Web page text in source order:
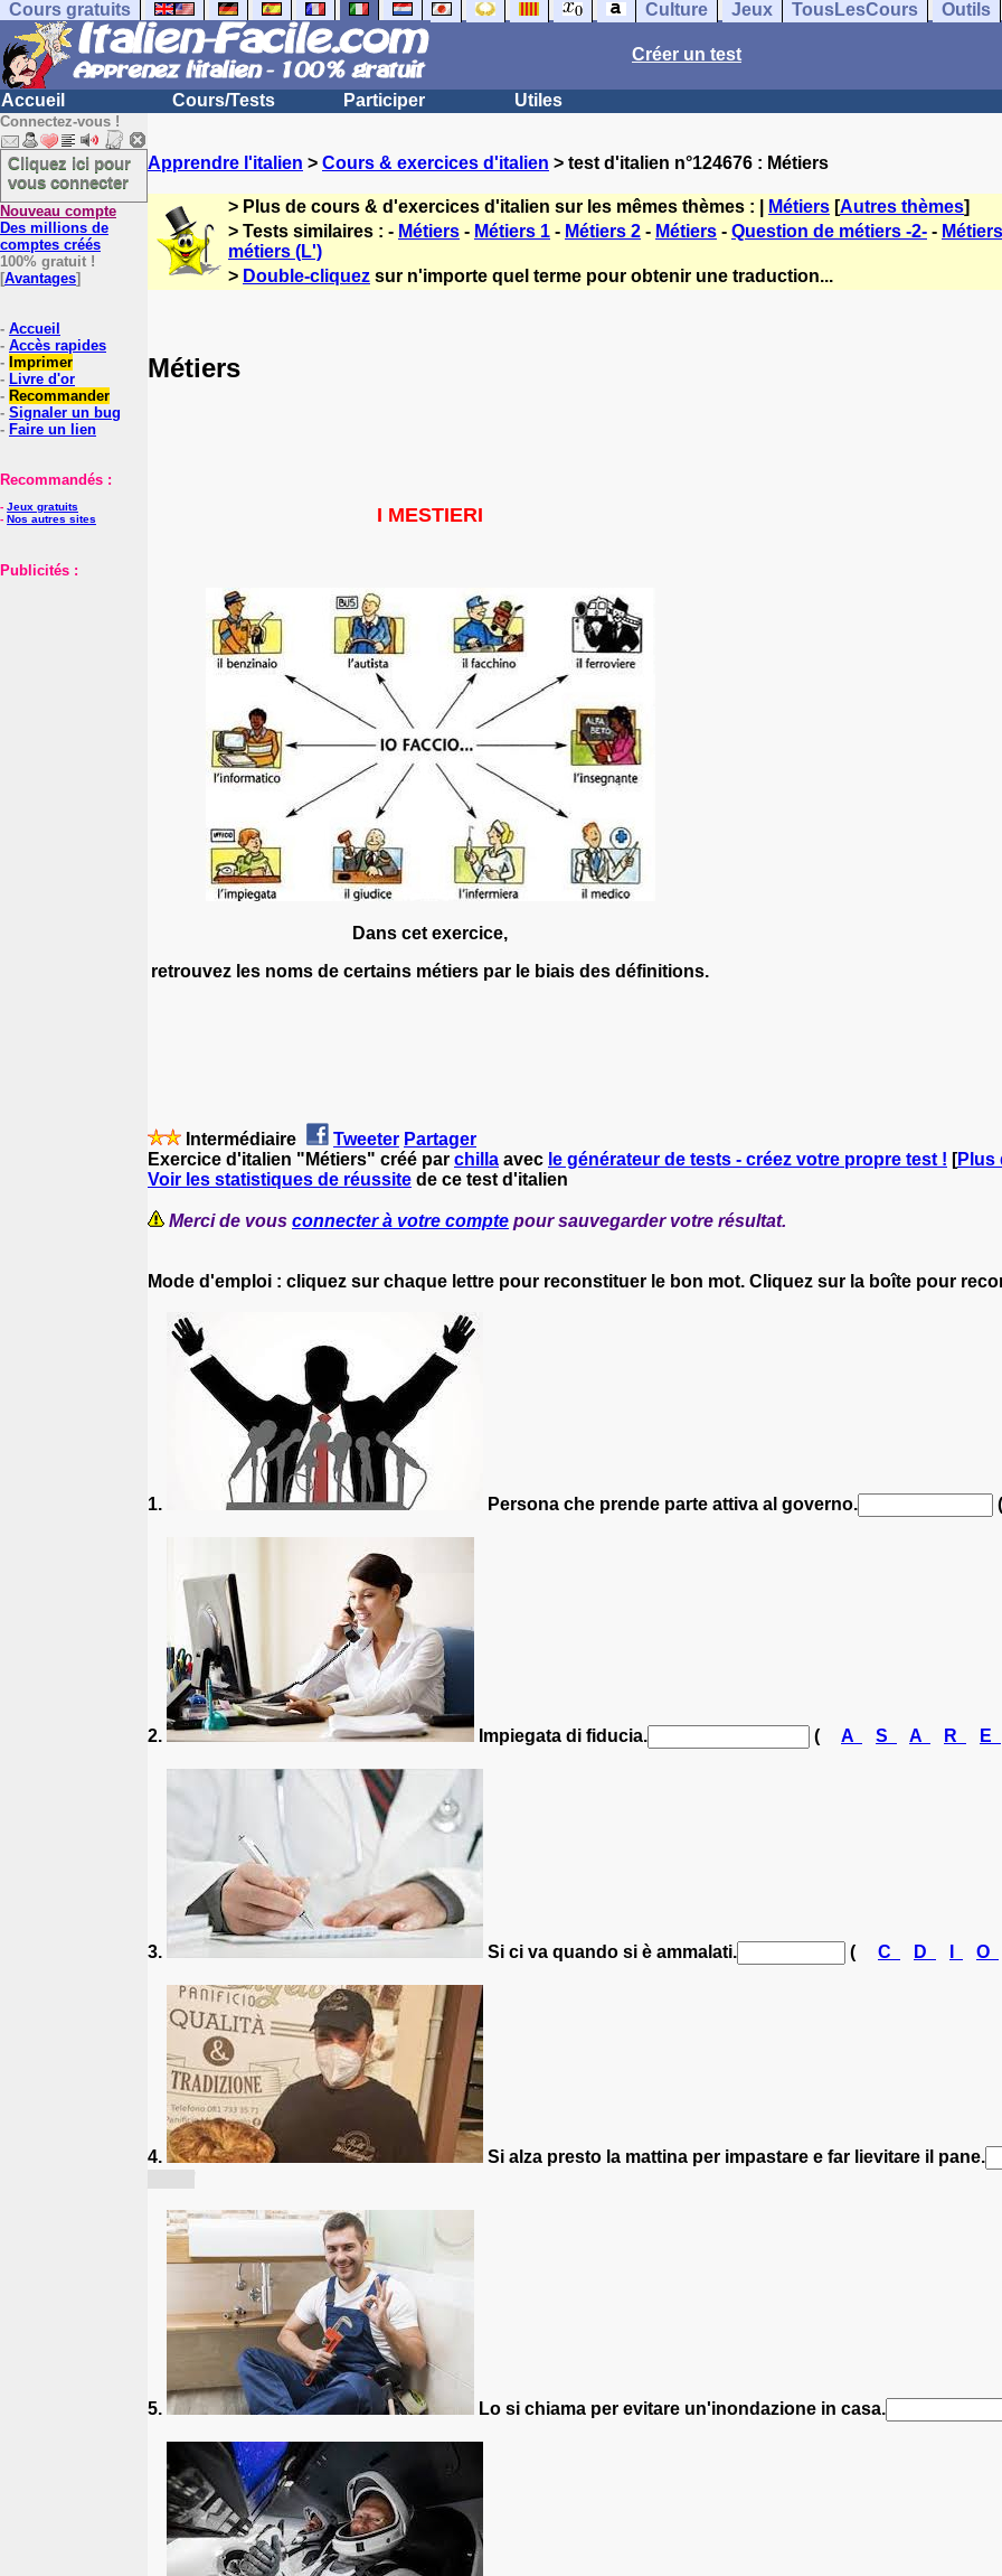
Cours gratuits Culture Jeux TousLesCours Outils
Créer un test
Accueil Cours/Tests Participer Utiles
Connectez-vous !
Cliquez ici pour
vous connecter
Nouveau compte
Des millions de
comptes créés
100% gratuit !
[Avantages]
- Accueil
- Accès rapides
- Imprimer
- Livre d'or
- Recommander
- Signaler un bug
- Faire un lien
Recommandés :
- Jeux gratuits
- Nos autres sites
Publicités :
Apprendre l'italien > Cours & exercices d'italien > test d'italien n°124676 : Métiers
> Plus de cours & d'exercices d'italien sur les mêmes thèmes : | Métiers [Autres thèmes]
> Tests similaires : - Métiers - Métiers 1 - Métiers 2 - Métiers - Question de métiers -2- -
métiers (L')
> Double-cliquez sur n'importe quel terme pour obtenir une traduction...
Métiers
I MESTIERI
Dans cet exercice,
retrouvez les noms de certains métiers par le biais des définitions.
Intermédiaire Tweeter Partager
Exercice d'italien "Métiers" créé par chilla avec le générateur de tests - créez votre propre test ! [Plus
Voir les statistiques de réussite de ce test d'italien
Merci de vous connecter à votre compte pour sauvegarder votre résultat.
Mode d'emploi : cliquez sur chaque lettre pour reconstituer le bon mot. Cliquez sur la boîte pour
1. Persona che prende parte attiva al governo. (
2. Impiegata di fiducia. ( A S A R E
3. Si ci va quando si è ammalati. ( C D O
4. Si alza presto la mattina per impastare e far lievitare il pane.
5. Lo si chiama per evitare un'inondazione in casa.